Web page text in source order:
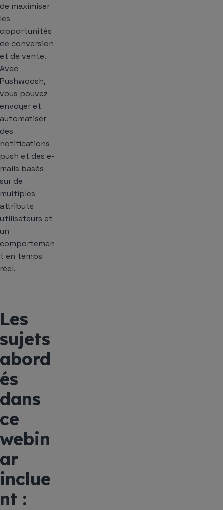
de maximiser
les
opportunités
de conversion
et de vente.
Avec
Pushwoosh,
vous pouvez
envoyer et
automatiser
des
notifications
push et des e-
mails basés
sur de
multiples
attributs
utilisateurs et
un
comportemen
t en temps
réel.
Les
sujets
abord
és
dans
ce
webin
ar
inclue
nt :